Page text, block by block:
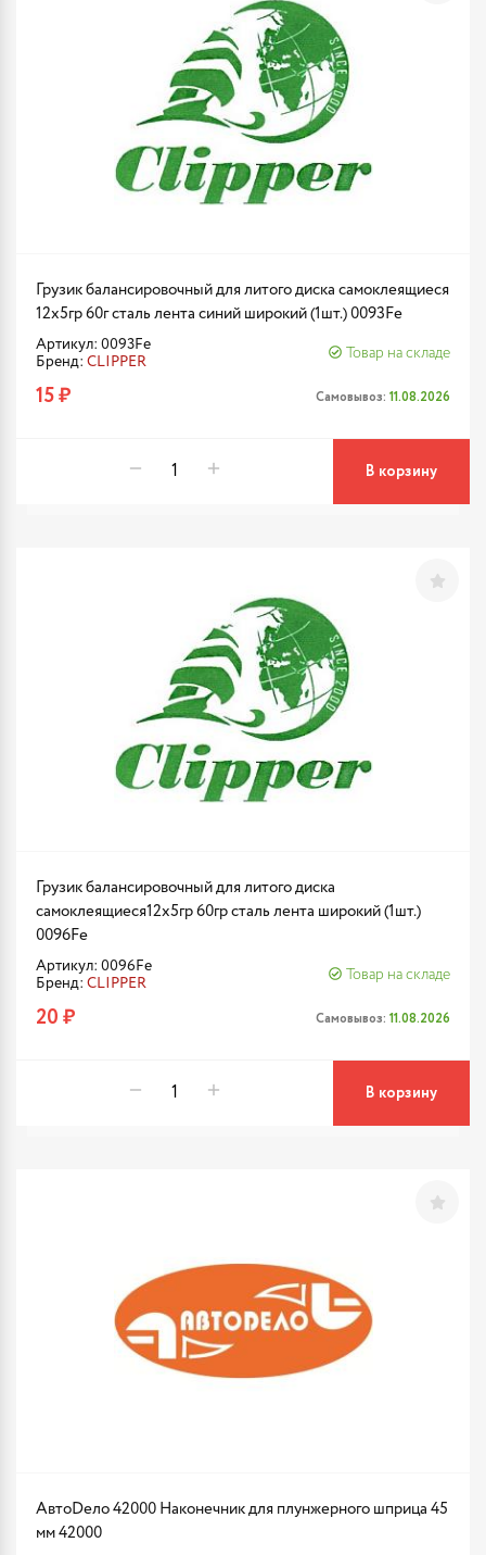
Грузик балансировочный для литого диска самоклеящиеся
12х5гр 60г сталь лента синий широкий (1шт.) 0093Fe
Артикул: 0093Fe
Бренд: CLIPPER
Товар на складе
15 ₽ Самовывоз: 11.08.2026
В корзину
Грузик балансировочный для литого диска
самоклеящиеся12х5гр 60гр сталь лента широкий (1шт.)
0096Fe
Артикул: 0096Fe
Бренд: CLIPPER
Товар на складе
20 ₽ Самовывоз: 11.08.2026
В корзину
АвтоDело 42000 Наконечник для плунжерного шприца 45
мм 42000